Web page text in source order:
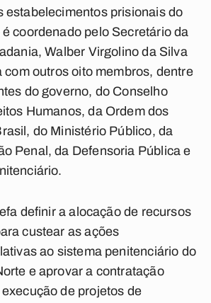
estabelecimentos prisionais do
coordenado pelo Secretário da
Walber Virgolino da Silva
com outros oito membros, dentre
do governo, do Conselho
Humanos, da Ordem dos
do Ministério Público, da
Penal, da Defensoria Pública e
definir a alocação de recursos
custear as ações
ao sistema penitenciário do
e aprovar a contratação
de projetos de